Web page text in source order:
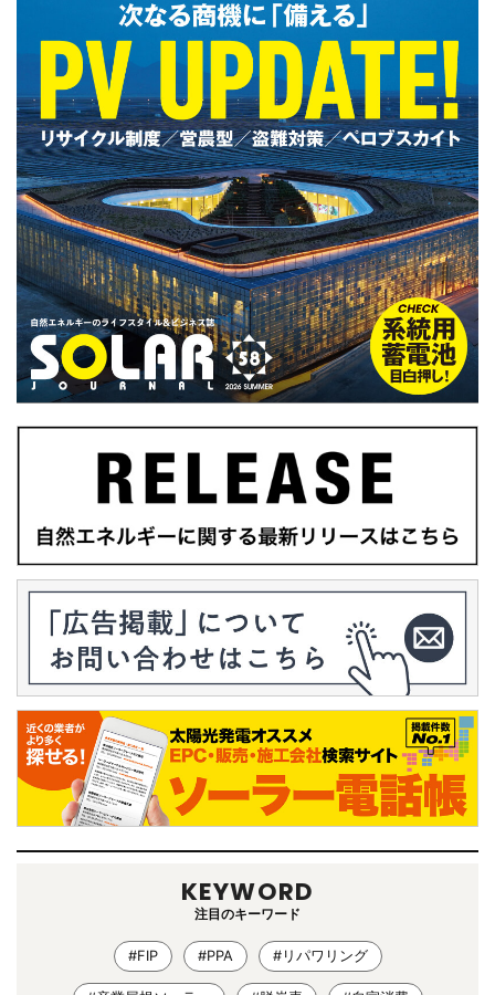
KEYWORD
注目のキーワード
#FIP #PPA #リパワリング